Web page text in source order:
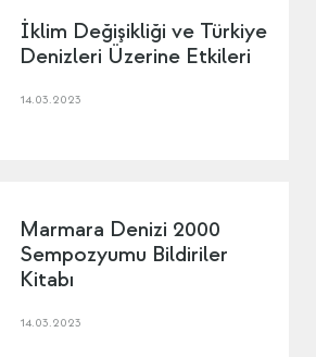
İklim Değişikliği ve Türkiye
Denizleri Üzerine Etkileri
14.03.2023
Marmara Denizi 2000
Sempozyumu Bildiriler
Kitabı
14.03.2023